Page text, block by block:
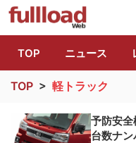
トラッ
TOP ニュース
TOP > 軽トラック
予防安
台数ナ